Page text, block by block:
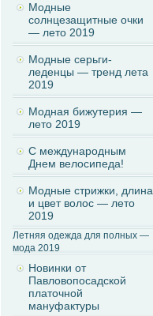
Модные
солнцезащитные очки
— лето 2019
Модные серьги-
леденцы — тренд лета
2019
Модная бижутерия —
лето 2019
С международным
Днем велосипеда!
Модные стрижки, длина
и цвет волос — лето
2019
Летняя одежда для полных —
мода 2019
Новинки от
Павловопосадской
платочной
мануфактуры